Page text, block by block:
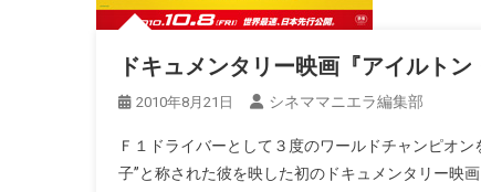
ドキュメンタリー映画『アイルトン
2010年8月21日 シネママニエラ編集部
Ｆ１ドライバーとして３度のワールドチャンピオ
子”と称された彼を映した初のドキュメンタリー映